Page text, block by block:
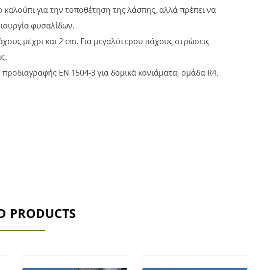
για την τοποθέτηση της λάσπης, αλλά πρέπει να
φυσαλίδων.
μέχρι και 2 cm. Για μεγαλύτερου πάχους στρώσεις
ΕΝ 1504-3 για δομικά κονιάματα, ομάδα R4.
PRODUCTS